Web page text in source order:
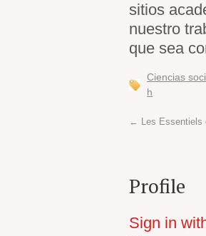
sitios
nuestro
que sea
Ciencias
h
← Les Essentiels
Profile
Sign in